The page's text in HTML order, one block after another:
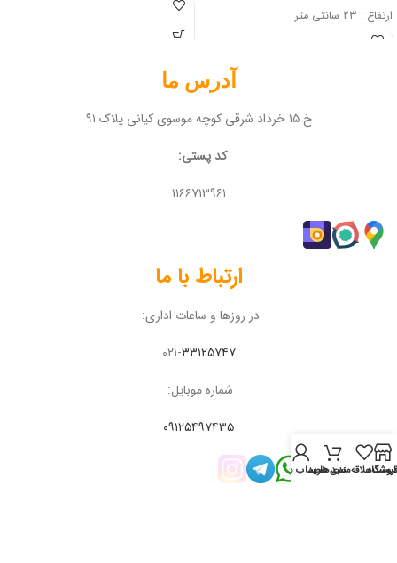
ارتفاع : ۲۳ سانتی متر
آدرس ما
خ ۱۵ خرداد شرقی کوچه موسوی کیانی پلاک ۹۱
کد پستی:
۱۱۶۶۷۱۳۹۶۱
ارتباط با ما
در روزها و ساعات اداری:
۰۲۱-۳۳۱۲۵۷۴۷
شماره موبایل:
۰۹۱۲۵۴۹۷۴۳۵
فروشگاه
لیست علاقه‌مندی‌ها
سبد خریدحساب من